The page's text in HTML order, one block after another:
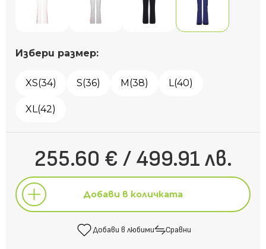
Избери размер:
XS(34) S(36) M(38) L(40)
XL(42)
255.60 € / 499.91 лв.
Добави в количката
Добави в любими Сравни